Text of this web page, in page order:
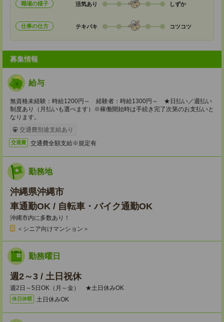
職場の様子 活気あり しずか
仕事の仕方 テキパキ コツコツ
募集情報
給与
無資格未経験：時給1200円～ 経験者：時給1300円～ ★日払い／週払い
制度あり（月払いも選べます）※稼働開始時は手続き完了次第のお支払いと
なります。
交通費別途支給あり
交通費 交通費全額支給※規定有
勤務地
沖縄県沖縄市
車通勤OK / 自転車・バイク通勤OK
沖縄市内に多数あり！
＜シニア向けマンション＞
勤務曜日
週2～3 / 土日祝休
週2日～5日OK（月～金） ★土日休みOK
休日休暇 土日休みOK